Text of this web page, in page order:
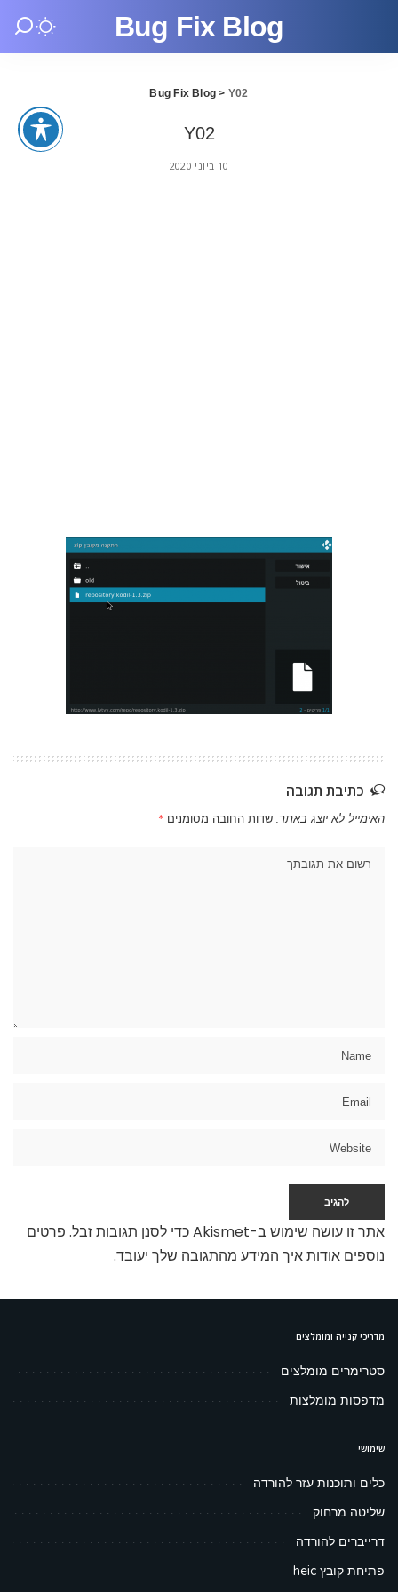
Bug Fix Blog
Bug Fix Blog > Y02
Y02
10 ביוני 2020
כתיבת תגובה
האימייל לא יוצג באתר. שדות החובה מסומנים *
אתר זו עושה שימוש ב-Akismet כדי לסנן תגובות זבל.
פרטים
נוספים אודות איך המידע מהתגובה שלך יעובד.
מדריכי קנייה ומומלצים
סטרימרים מומלצים
מדפסות מומלצות
שימושי
כלים ותוכנות עזר להורדה
שליטה מרחוק
דרייברים להורדה
פתיחת קובץ heic